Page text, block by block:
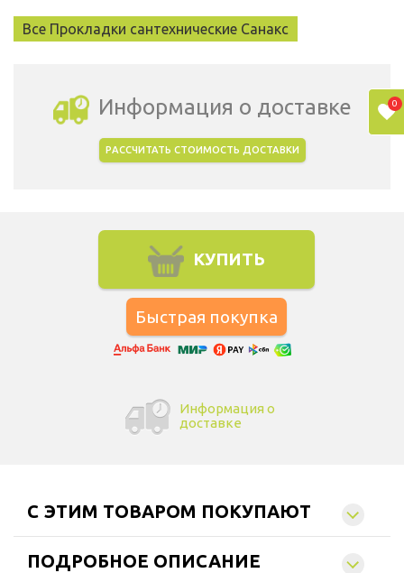
Все Прокладки сантехнические Санакс
Информация о доставке
РАССЧИТАТЬ СТОИМОСТЬ ДОСТАВКИ
КУПИТЬ
Информация о
доставке
C ЭТИМ ТОВАРОМ ПОКУПАЮТ
ПОДРОБНОЕ ОПИСАНИЕ
0